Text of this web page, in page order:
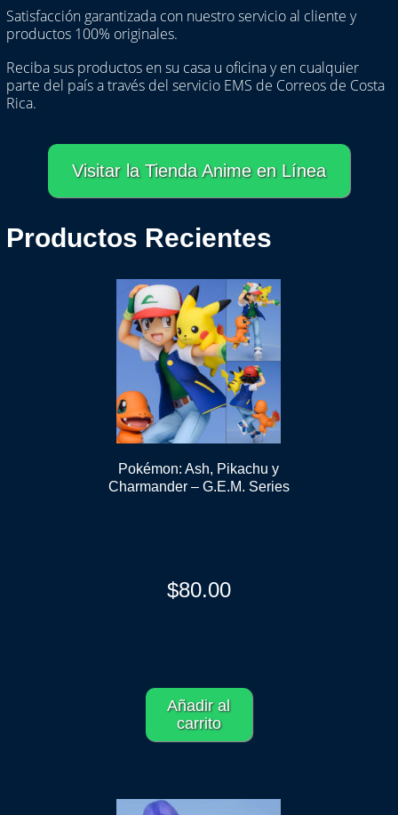
Satisfacción garantizada con nuestro servicio al cliente y
productos 100% originales.
Reciba sus productos en su casa u oficina y en cualquier
parte del país a través del servicio EMS de Correos de Costa
Rica.
Visitar la Tienda Anime en Línea
Productos Recientes
Pokémon: Ash, Pikachu y
Charmander – G.E.M. Series
$80.00
Añadir al
carrito